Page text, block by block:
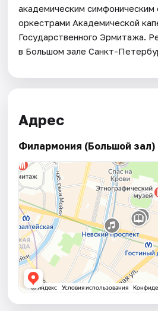
академическим
оркестрами Академической
Государственного Эрмитажа.
в Большом зале Санкт-
Адрес
Филармония (Большой зал)